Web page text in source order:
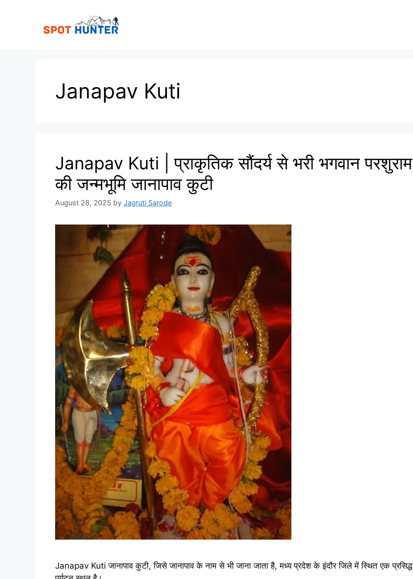
Janapav Kuti
Janapav Kuti | प्राकृतिक सौंदर्य से भरी भगवान परशुराम
की जन्मभूमि जानापाव कुटी
August 28, 2025 by Jagruti Sarode
Janapav Kuti जानापाव कुटी, जिसे जानापाव के नाम से भी जाना जाता है, मध्य प्रदेश के इंदौर जिले में स्थित एक प्रसिद्ध